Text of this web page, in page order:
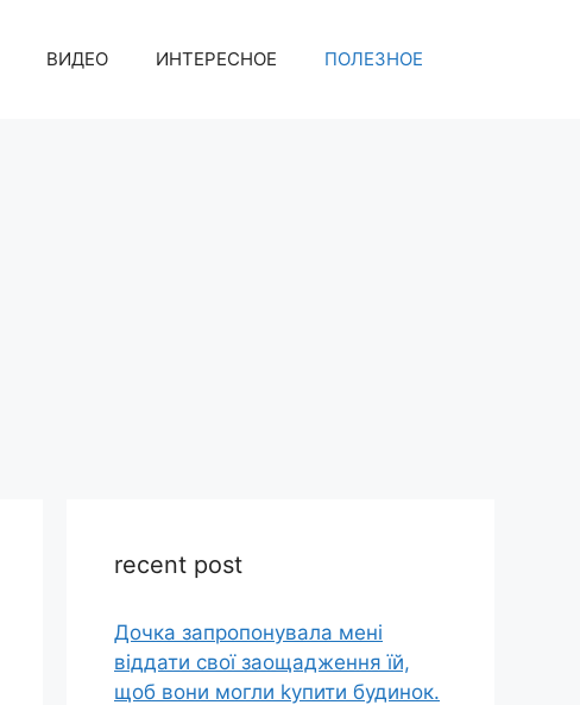
ВИДЕО ИНТЕРЕСНОЕ ПОЛЕЗНОЕ
recent post
Дочка запpопонувала мені
віддати свої заощадження їй,
щоб вони могли kупити будинок.